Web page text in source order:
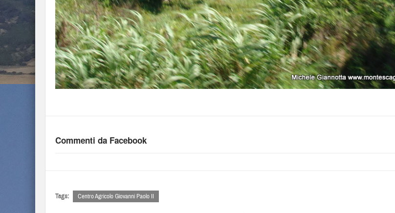
Commenti da Facebook
Tags: Centro Agricolo Giovanni Paolo II